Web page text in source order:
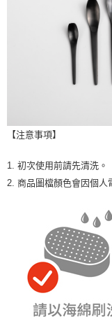
【注意事項】
1. 初次使用前請先清洗。
2. 商品圖檔顏色會因個人